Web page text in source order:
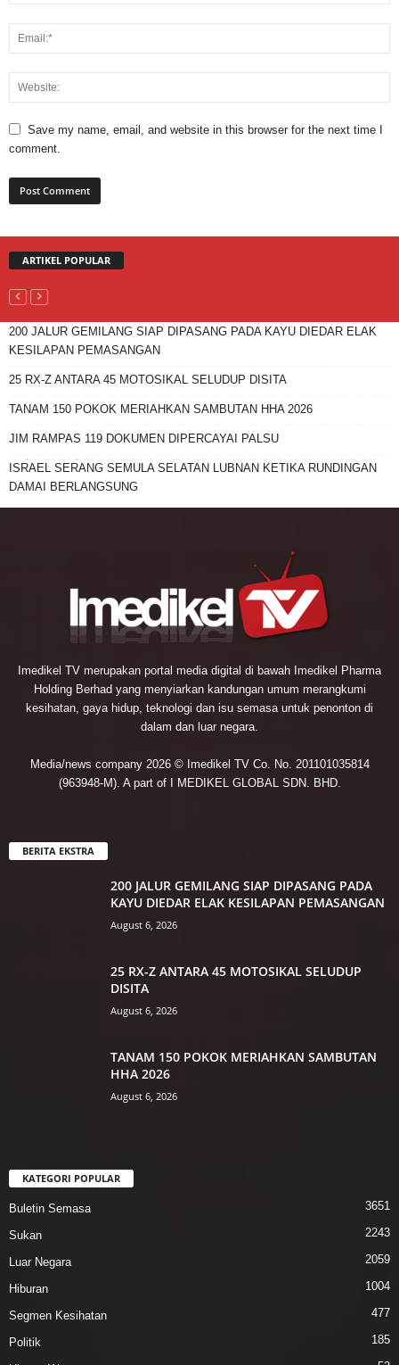
Save my name, email, and website in this browser for the next time I
comment.
ARTIKEL POPULAR
200 JALUR GEMILANG SIAP DIPASANG PADA KAYU DIEDAR ELAK
KESILAPAN PEMASANGAN
25 RX-Z ANTARA 45 MOTOSIKAL SELUDUP DISITA
TANAM 150 POKOK MERIAHKAN SAMBUTAN HHA 2026
JIM RAMPAS 119 DOKUMEN DIPERCAYAI PALSU
ISRAEL SERANG SEMULA SELATAN LUBNAN KETIKA RUNDINGAN
DAMAI BERLANGSUNG
Imedikel TV merupakan portal media digital di bawah Imedikel Pharma
Holding Berhad yang menyiarkan kandungan umum merangkumi
kesihatan, gaya hidup, teknologi dan isu semasa untuk penonton di
dalam dan luar negara.
Media/news company 2026 © Imedikel TV Co. No. 201101035814
(963948-M). A part of I MEDIKEL GLOBAL SDN. BHD.
BERITA EKSTRA
200 JALUR GEMILANG SIAP DIPASANG PADA
KAYU DIEDAR ELAK KESILAPAN PEMASANGAN
August 6, 2026
25 RX-Z ANTARA 45 MOTOSIKAL SELUDUP
DISITA
August 6, 2026
TANAM 150 POKOK MERIAHKAN SAMBUTAN
HHA 2026
August 6, 2026
KATEGORI POPULAR
Buletin Semasa 3651
Sukan 2243
Luar Negara 2059
Hiburan 1004
Segmen Kesihatan 477
Politik 185